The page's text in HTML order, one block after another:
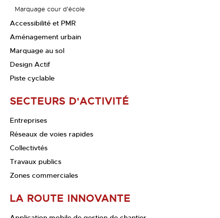
Marquage cour d'école
Accessibilité et PMR
Aménagement urbain
Marquage au sol
Design Actif
Piste cyclable
SECTEURS D'ACTIVITÉ
Entreprises
Réseaux de voies rapides
Collectivtés
Travaux publics
Zones commerciales
LA ROUTE INNOVANTE